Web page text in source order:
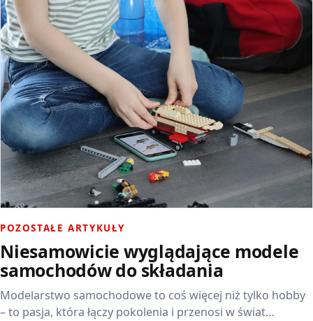
POZOSTAŁE ARTYKUŁY
Niesamowicie wyglądające modele
samochodów do składania
Modelarstwo samochodowe to coś więcej niż tylko hobby
– to pasja, która łączy pokolenia i przenosi w świat…